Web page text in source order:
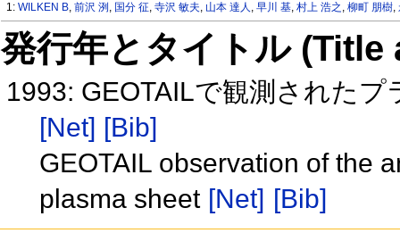
1:WILKEN B,前沢 洌 , 国分 征,寺沢 敏夫, 山本 達人 ,早川 基,村上 浩之 ,柳町 朋樹,
発行年とタイトル
1993: GEOTAILで観測された
[Net] [Bib]
GEOTAIL observation of the
plasma sheet [Net] [Bib]